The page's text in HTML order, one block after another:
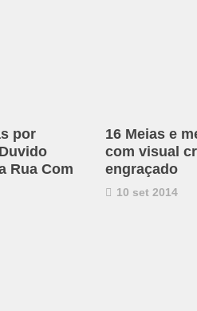
por
Rua Com
16 Meias e
com visual
engraçado
10 set 2014